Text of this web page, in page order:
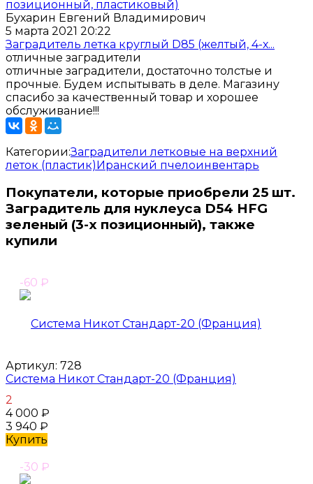
Бухарин Евгений Владимирович
5 марта 2021 20:22
Заградитель летка круглый D85 (желтый, 4-х...
отличные заградители
отличные заградители, достаточно толстые и
прочные. Будем испытывать в деле. Магазину
спасибо за качественный товар и хорошее
обслуживание!!!
Категории:Заградители летковые на верхний
леток (пластик)Иранский пчелоинвентарь
Покупатели, которые приобрели 25 шт.
Заградитель для нуклеуса D54 HFG
зеленый (3-х позиционный), также
купили
-60 ₽
Артикул: 728
Система Никот Стандарт-20 (Франция)
2
4 000 ₽
3 940 ₽
Купить
-30 ₽